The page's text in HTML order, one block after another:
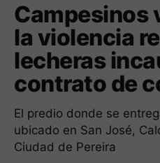
Campesinos
la violencia
lecheras
contrato de
El predio donde se
ubicado en San José,
Ciudad de Pereira